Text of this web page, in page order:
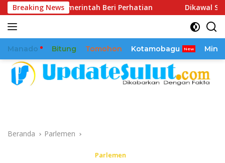
Langsung
ke
konten
Breaking News
Pemerintah Beri Perhatian Dikawal Sejak 2025,
Manado Bitung Tomohon Kotamobagu
Beranda Parlemen
Parlemen